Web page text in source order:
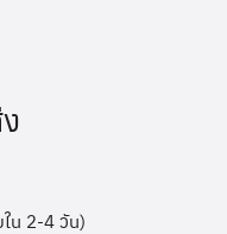
ใน 2-4 วัน)